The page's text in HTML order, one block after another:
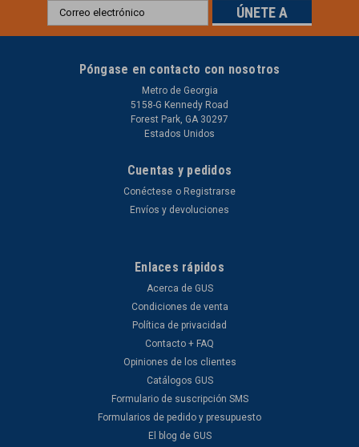
Dirección
de
Póngase en contacto con nosotros
Metro de Georgia
5158-G Kennedy Road
Forest Park, GA 30297
Estados Unidos
Cuentas y pedidos
Conéctese o Registrarse
Envíos y devoluciones
Enlaces rápidos
Acerca de GUS
Condiciones de venta
Política de privacidad
Contacto + FAQ
Opiniones de los clientes
Catálogos GUS
Formulario de suscripción SMS
Formularios de pedido y presupuesto
El blog de GUS